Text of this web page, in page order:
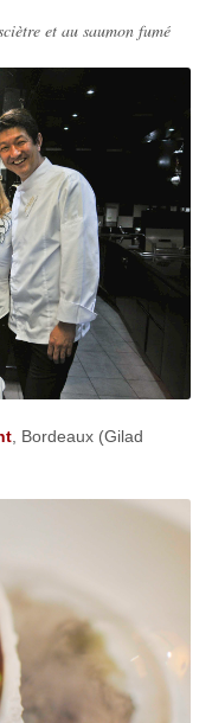
et au saumon fumé
, Bordeaux (Gilad